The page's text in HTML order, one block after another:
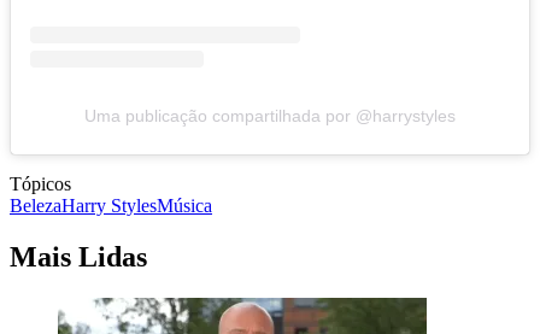
Uma publicação compartilhada por @harrystyles
Tópicos
BelezaHarry StylesMúsica
Mais Lidas